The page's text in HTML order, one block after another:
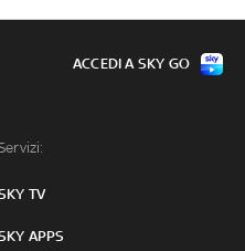
TV
APPS
ACCEDI A SKY GO